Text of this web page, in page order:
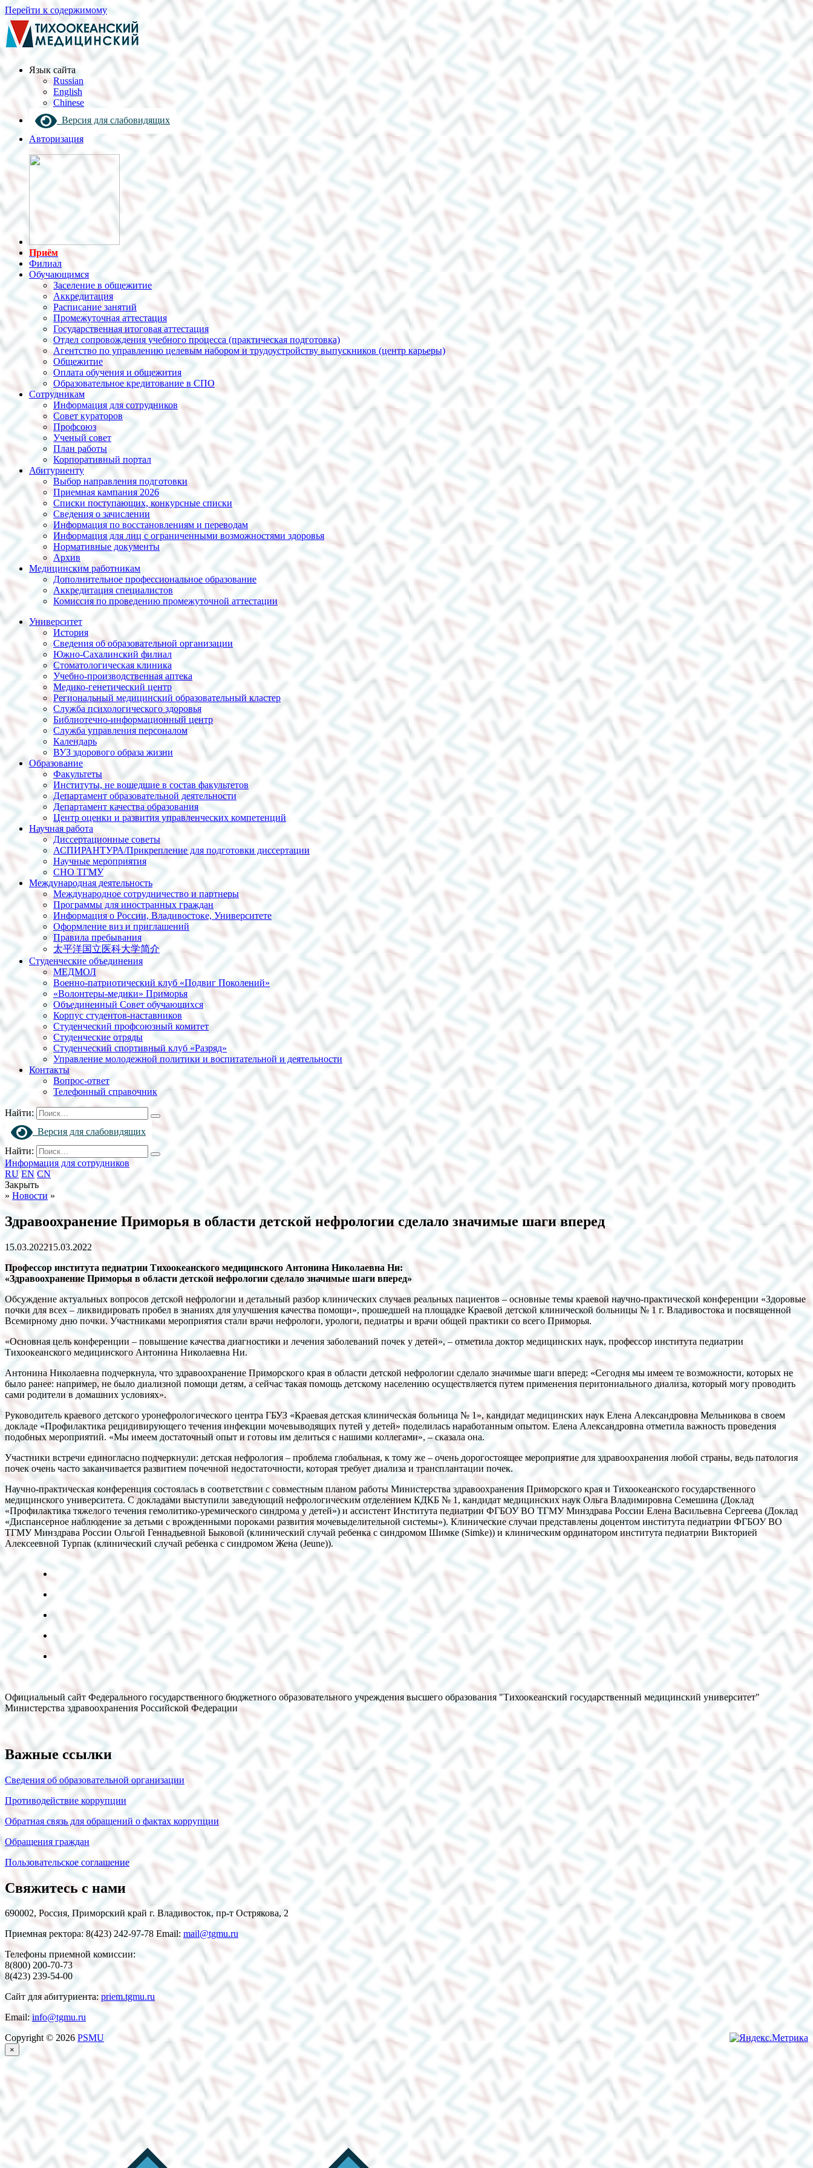
Перейти к содержимому
Язык cайта
Russian
English
Chinese
Версия для слабовидящих
Авторизация
Приём
Филиал
Обучающимся
Заселение в общежитие
Аккредитация
Расписание занятий
Промежуточная аттестация
Государственная итоговая аттестация
Отдел сопровождения учебного процесса (практическая подготовка)
Агентство по управлению целевым набором и трудоустройству выпускников (центр карьеры)
Общежитие
Оплата обучения и общежития
Образовательное кредитование в СПО
Сотрудникам
Информация для сотрудников
Совет кураторов
Профсоюз
Ученый совет
План работы
Корпоративный портал
Абитуриенту
Выбор направления подготовки
Приемная кампания 2026
Списки поступающих, конкурсные списки
Сведения о зачислении
Информация по восстановлениям и переводам
Информация для лиц с ограниченными возможностями здоровья
Нормативные документы
Архив
Медицинским работникам
Дополнительное профессиональное образование
Аккредитация специалистов
Комиссия по проведению промежуточной аттестации
Университет
История
Сведения об образовательной организации
Южно-Сахалинский филиал
Стоматологическая клиника
Учебно-производственная аптека
Медико-генетический центр
Региональный медицинский образовательный кластер
Служба психологического здоровья
Библиотечно-информационный центр
Служба управления персоналом
Календарь
ВУЗ здорового образа жизни
Образование
Факультеты
Институты, не вошедшие в состав факультетов
Департамент образовательной деятельности
Департамент качества образования
Центр оценки и развития управленческих компетенций
Научная работа
Диссертационные советы
АСПИРАНТУРА/Прикрепление для подготовки диссертации
Научные мероприятия
СНО ТГМУ
Международная деятельность
Международное сотрудничество и партнеры
Программы для иностранных граждан
Информация о России, Владивостоке, Университете
Оформление виз и приглашений
Правила пребывания
太平洋国立医科大学简介
Студенческие объединения
МЕДМОЛ
Военно-патриотический клуб «Подвиг Поколений»
«Волонтеры-медики» Приморья
Объединенный Совет обучающихся
Корпус студентов-наставников
Студенческий профсоюзный комитет
Студенческие отряды
Студенческий спортивный клуб «Разряд»
Управление молодежной политики и воспитательной и деятельности
Контакты
Вопрос-ответ
Телефонный справочник
Найти:
Версия для слабовидящих
Найти:
Информация для сотрудников
RU EN CN
Закрыть
» Новости »
Здравоохранение Приморья в области детской нефрологии сделало значимые шаги вперед
15.03.202215.03.2022
Профессор института педиатрии Тихоокеанского медицинского Антонина Николаевна Ни:
«Здравоохранение Приморья в области детской нефрологии сделало значимые шаги вперед»
Обсуждение актуальных вопросов детской нефрологии и детальный разбор клинических случаев реальных пациентов – основные темы краевой научно-практической конференции «Здоровые
почки для всех – ликвидировать пробел в знаниях для улучшения качества помощи», прошедшей на площадке Краевой детской клинической больницы № 1 г. Владивостока и посвященной
Всемирному дню почки. Участниками мероприятия стали врачи нефрологи, урологи, педиатры и врачи общей практики со всего Приморья.
«Основная цель конференции – повышение качества диагностики и лечения заболеваний почек у детей», – отметила доктор медицинских наук, профессор института педиатрии
Тихоокеанского медицинского Антонина Николаевна Ни.
Антонина Николаевна подчеркнула, что здравоохранение Приморского края в области детской нефрологии сделало значимые шаги вперед: «Сегодня мы имеем те возможности, которых не
было ранее: например, не было диализной помощи детям, а сейчас такая помощь детскому населению осуществляется путем применения перитониального диализа, который могу проводить
сами родители в домашних условиях».
Руководитель краевого детского уронефрологического центра ГБУЗ «Краевая детская клиническая больница № 1», кандидат медицинских наук Елена Александровна Мельникова в своем
докладе «Профилактика рецидивирующего течения инфекции мочевыводящих путей у детей» поделилась наработанным опытом. Елена Александровна отметила важность проведения
подобных мероприятий. «Мы имеем достаточный опыт и готовы им делиться с нашими коллегами», – сказала она.
Участники встречи единогласно подчеркнули: детская нефрология – проблема глобальная, к тому же – очень дорогостоящее мероприятие для здравоохранения любой страны, ведь патология
почек очень часто заканчивается развитием почечной недостаточности, которая требует диализа и трансплантации почек.
Научно-практическая конференция состоялась в соответствии с совместным планом работы Министерства здравоохранения Приморского края и Тихоокеанского государственного
медицинского университета. С докладами выступили заведующий нефрологическим отделением КДКБ № 1, кандидат медицинских наук Ольга Владимировна Семешина (Доклад
«Профилактика тяжелого течения гемолитико-уремического синдрома у детей») и ассистент Института педиатрии ФГБОУ ВО ТГМУ Минздрава России Елена Васильевна Сергеева (Доклад
«Диспансерное наблюдение за детьми с врожденными пороками развития мочевыделительной системы»). Клинические случаи представлены доцентом института педиатрии ФГБОУ ВО
ТГМУ Минздрава России Ольгой Геннадьевной Быковой (клинический случай ребенка с синдромом Шимке (Simke)) и клиническим ординатором института педиатрии Викторией
Алексеевной Турпак (клинический случай ребенка с синдромом Жена (Jeune)).
Официальный сайт Федерального государственного бюджетного образовательного учреждения высшего образования "Тихоокеанский государственный медицинский университет"
Министерства здравоохранения Российской Федерации
Важные ссылки
Сведения об образовательной организации
Противодействие коррупции
Обратная связь для обращений о фактах коррупции
Обращения граждан
Пользовательское соглашение
Свяжитесь с нами
690002, Россия, Приморский край г. Владивосток, пр-т Острякова, 2
Приемная ректора: 8(423) 242-97-78 Email: mail@tgmu.ru
Телефоны приемной комиссии:
8(800) 200-70-73
8(423) 239-54-00
Сайт для абитуриента: priem.tgmu.ru
Email: info@tgmu.ru
Copyright © 2026 PSMU
×